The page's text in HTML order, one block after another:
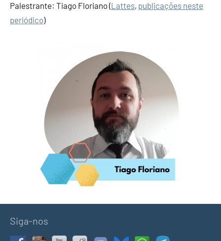
Palestrante: Tiago Floriano (Lattes, publicações neste
periódico)
Siga-nos